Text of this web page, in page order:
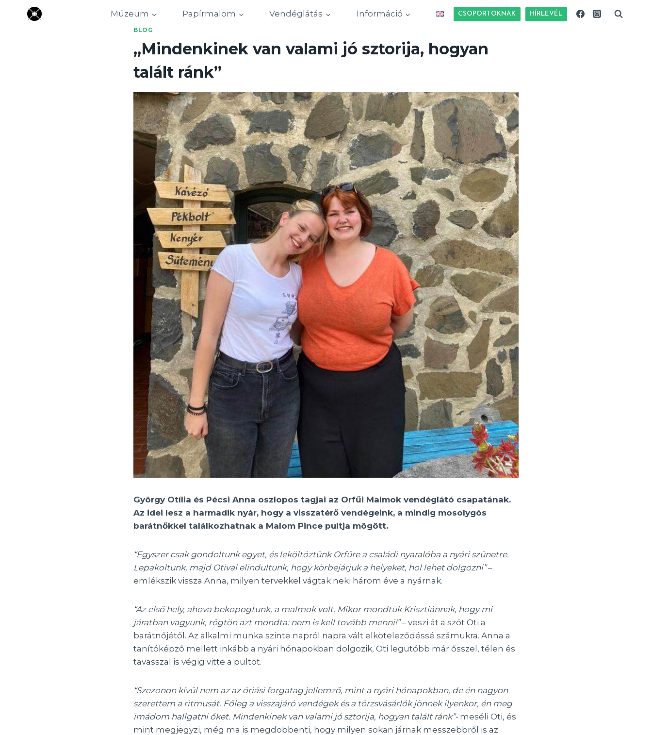
Múzeum Papírmalom Vendéglátás Információ CSOPORTOKNAK HÍRLEVÉL
BLOG
„Mindenkinek van valami jó sztorija, hogyan
talált ránk”
György Otília és Pécsi Anna oszlopos tagjai az Orfűi Malmok vendéglátó csapatának.
Az idei lesz a harmadik nyár, hogy a visszatérő vendégeink, a mindig mosolygós
barátnőkkel találkozhatnak a Malom Pince pultja mögött.
“Egyszer csak gondoltunk egyet, és leköltöztünk Orfűre a családi nyaralóba a nyári szünetre.
Lepakoltunk, majd Otival elindultunk, hogy körbejárjuk a helyeket, hol lehet dolgozni”–
emlékszik vissza Anna, milyen tervekkel vágtak neki három éve a nyárnak.
“Az első hely, ahova bekopogtunk, a malmok volt. Mikor mondtuk Krisztiánnak, hogy mi
járatban vagyunk, rögtön azt mondta: nem is kell tovább menni!”– veszi át a szót Oti a
barátnőjétől. Az alkalmi munka szinte napról napra vált elköteleződéssé számukra. Anna a
tanítóképző mellett inkább a nyári hónapokban dolgozik, Oti legutóbb már ősszel, télen és
tavasszal is végig vitte a pultot.
“Szezonon kívül nem az az óriási forgatag jellemző, mint a nyári hónapokban, de én nagyon
szerettem a ritmusát. Főleg a visszajáró vendégek és a törzsvásárlók jönnek ilyenkor, én meg
imádom hallgatni őket. Mindenkinek van valami jó sztorija, hogyan talált ránk”-meséli Oti, és
mint megjegyzi, még ma is megdöbbenti, hogy milyen sokan járnak messzebbről is az